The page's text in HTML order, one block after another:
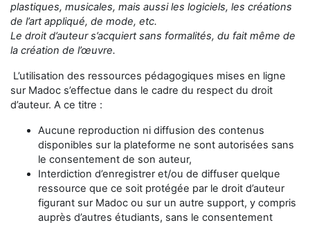
plastiques, musicales, mais aussi les logiciels, les créations
de l’art appliqué, de mode, etc.
Le droit d’auteur s’acquiert sans formalités, du fait même de
la création de l’œuvre.
L’utilisation des ressources pédagogiques mises en ligne
sur Madoc s’effectue dans le cadre du respect du droit
d’auteur. A ce titre :
Aucune reproduction ni diffusion des contenus
disponibles sur la plateforme ne sont autorisées sans
le consentement de son auteur,
Interdiction d’enregistrer et/ou de diffuser quelque
ressource que ce soit protégée par le droit d’auteur
figurant sur Madoc ou sur un autre support, y compris
auprès d’autres étudiants, sans le consentement